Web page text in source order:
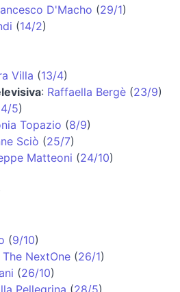
D'Macho (29/1)
(14/2)
Villa (13/4)
: Raffaella Bergè (23/9)
5)
Topazio (8/9)
Sciò (25/7)
Matteoni (24/10)
(9/10)
The NextOne (26/1)
(26/10)
Pellegrina (28/5)